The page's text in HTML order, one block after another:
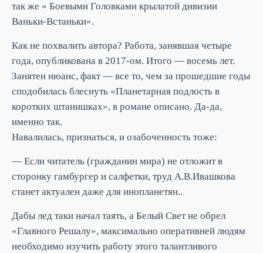
так же » Боевыми Головками крылатой дивизии
Ваньки-Встаньки».
Как не похвалить автора? Работа, занявшая четыре
года, опубликована в 2017-ом. Итого — восемь лет.
Занятен нюанс, факт — все то, чем за прошедшие годы
сподобилась блеснуть «Планетарная подлость в
коротких штанишках», в романе описано. Да-да,
именно так.
Навалилась, признаться, и озабоченность тоже:
— Если читатель (гражданин мира) не отложит в
сторонку гамбургер и салфетки, труд А.В.Ивашкова
станет актуален даже для инопланетян..
Дабы лед таки начал таять, а Белый Свет не обрел
«Главного Решалу», максимально оперативней людям
необходимо изучить работу этого талантливого